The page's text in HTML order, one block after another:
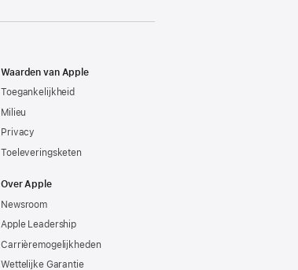
Waarden van Apple
Toegankelijkheid
Milieu
Privacy
Toeleveringsketen
Over Apple
Newsroom
Apple Leadership
Carrièremogelijkheden
Wettelijke Garantie